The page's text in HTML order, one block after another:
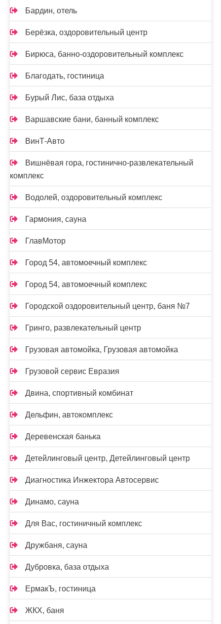
Бардин, отель
Берёзка, оздоровительный центр
Бирюса, банно-оздоровительный комплекс
Благодать, гостиница
Бурый Лис, база отдыха
Варшавские бани, банный комплекс
ВинТ-Авто
Вишнёвая гора, гостинично-развлекательный
комплекс
Водолей, оздоровительный комплекс
Гармония, сауна
ГлавМотор
Город 54, автомоечный комплекс
Город 54, автомоечный комплекс
Городской оздоровительный центр, баня №7
Гринго, развлекательный центр
Грузовая автомойка, Грузовая автомойка
Грузовой сервис Евразия
Двина, спортивный комбинат
Дельфин, автокомплекс
Деревенская банька
Детейлинговый центр, Детейлинговый центр
Диагностика Инжектора Автосервис
Динамо, сауна
Для Вас, гостиничный комплекс
Дружбаня, сауна
Дубровка, база отдыха
ЕрмакЪ, гостиница
ЖКХ, баня